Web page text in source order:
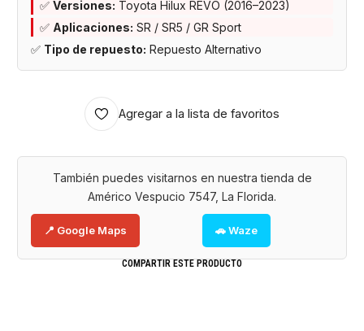
✅ Versiones: Toyota Hilux REVO (2016–2023)
✅ Aplicaciones: SR / SR5 / GR Sport
✅ Tipo de repuesto: Repuesto Alternativo
Agregar a la lista de favoritos
También puedes visitarnos en nuestra tienda de
Américo Vespucio 7547, La Florida.
📍 Google Maps 🚗 Waze
COMPARTIR ESTE PRODUCTO